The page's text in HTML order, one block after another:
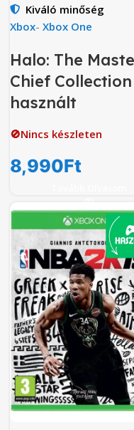
Kiváló minőség
Xbox- Xbox One
Halo: The
Chief Collection
használt
🚫Nincs készleten
8,990Ft